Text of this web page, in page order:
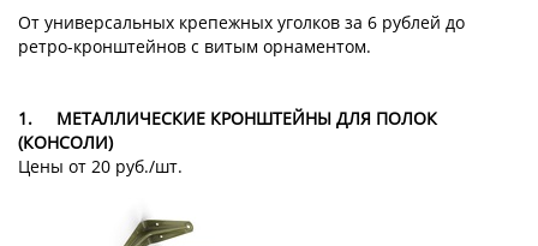
От универсальных крепежных уголков за 6 рублей до
ретро-кронштейнов с витым орнаментом.
1.
МЕТАЛЛИЧЕСКИЕ КРОНШТЕЙНЫ ДЛЯ ПОЛОК
(КОНСОЛИ)
Цены от 20 руб./шт.